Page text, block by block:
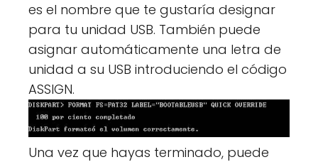
es el nombre que te gustaría designar
para tu unidad USB. También puede
asignar automáticamente una letra de
unidad a su USB introduciendo el código
ASSIGN.
Una vez que hayas terminado, puede